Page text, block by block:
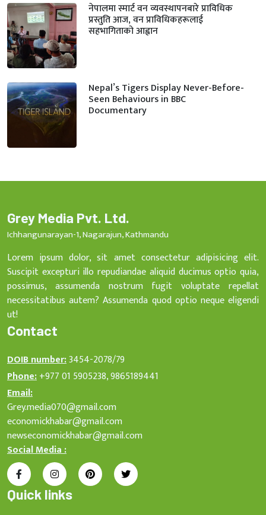
नेपालमा स्मार्ट वन व्यवस्थापनबारे प्राविधिक
प्रस्तुति आज, वन प्राविधिकहरूलाई
सहभागिताको आह्वान
Nepal’s Tigers Display Never-Before-
Seen Behaviours in BBC
Documentary
Grey Media Pvt. Ltd.
Ichhangunarayan-1, Nagarajun, Kathmandu
Lorem ipsum dolor, sit amet consectetur adipisicing elit.
Suscipit excepturi illo repudiandae aliquid ducimus optio quia,
possimus, assumenda nostrum fugit voluptate repellat
necessitatibus autem? Assumenda quod optio neque eligendi
ut!
Contact
DOIB number:3454-2078/79
Phone:+977 01 5905238, 9865189441
Email:
Grey.media070@gmail.com
economickhabar@gmail.com
newseconomickhabar@gmail.com
Social Media :
Quick links